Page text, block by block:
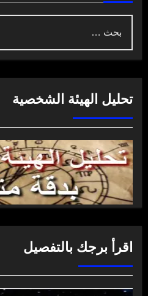
عن:
تحليل الهيئة الشخصية
اقرأ برجك بالتفصيل